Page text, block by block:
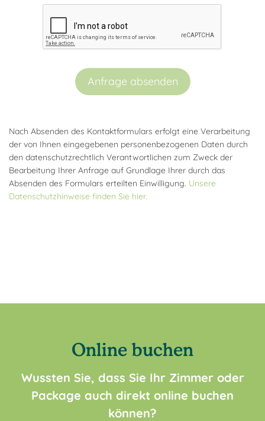
Anfrage absenden
Nach Absenden des Kontaktformulars erfolgt eine Verarbeitung
der von Ihnen eingegebenen personenbezogenen Daten durch
den datenschutzrechtlich Verantwortlichen zum Zweck der
Bearbeitung Ihrer Anfrage auf Grundlage Ihrer durch das
Absenden des Formulars erteilten Einwilligung. Unsere
Datenschutzhinweise finden Sie hier.
Online buchen
Wussten Sie, dass Sie Ihr Zimmer oder
Package auch direkt online buchen
können?